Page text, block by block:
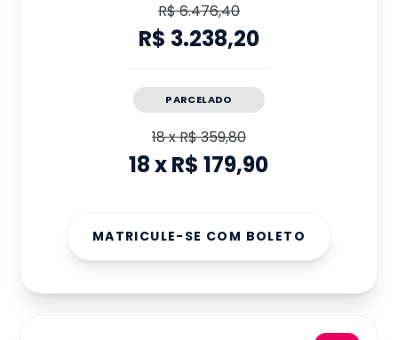
R$ 6.476,40
R$ 3.238,20
PARCELADO
18xR$ 359,80
18xR$ 179,90
MATRICULE-SE COM BOLETO